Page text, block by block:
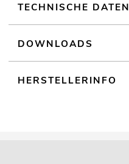
TECHNISCHE DATEN
DOWNLOADS
HERSTELLERINFO